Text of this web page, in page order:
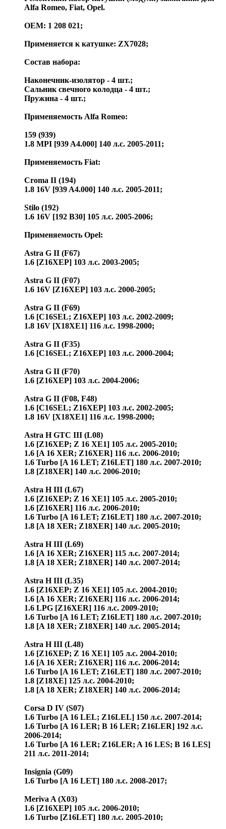
Alfa Romeo, Fiat, Opel.
OEM: 1 208 021;
Применяется к катушке: ZX7028;
Состав набора:
Наконечник-изолятор - 4 шт.;
Сальник свечного колодца - 4 шт.;
Пружина - 4 шт.;
Применяемость Alfa Romeo:
159 (939)
1.8 MPI [939 A4.000] 140 л.с. 2005-2011;
Применяемость Fiat:
Croma II (194)
1.8 16V [939 A4.000] 140 л.с. 2005-2011;
Stilo (192)
1.6 16V [192 B30] 105 л.с. 2005-2006;
Применяемость Opel:
Astra G II (F67)
1.6 [Z16XEP] 103 л.с. 2003-2005;
Astra G II (F07)
1.6 16V [Z16XEP] 103 л.с. 2000-2005;
Astra G II (F69)
1.6 [C16SEL; Z16XEP] 103 л.с. 2002-2009;
1.8 16V [X18XE1] 116 л.с. 1998-2000;
Astra G II (F35)
1.6 [C16SEL; Z16XEP] 103 л.с. 2000-2004;
Astra G II (F70)
1.6 [Z16XEP] 103 л.с. 2004-2006;
Astra G II (F08, F48)
1.6 [C16SEL; Z16XEP] 103 л.с. 2002-2005;
1.8 16V [X18XE1] 116 л.с. 1998-2000;
Astra H GTC III (L08)
1.6 [Z16XEP; Z 16 XE1] 105 л.с. 2005-2010;
1.6 [A 16 XER; Z16XER] 116 л.с. 2006-2010;
1.6 Turbo [A 16 LET; Z16LET] 180 л.с. 2007-2010;
1.8 [Z18XER] 140 л.с. 2006-2010;
Astra H III (L67)
1.6 [Z16XEP; Z 16 XE1] 105 л.с. 2005-2010;
1.6 [Z16XER] 116 л.с. 2006-2010;
1.6 Turbo [A 16 LET; Z16LET] 180 л.с. 2007-2010;
1.8 [A 18 XER; Z18XER] 140 л.с. 2005-2010;
Astra H III (L69)
1.6 [A 16 XER; Z16XER] 115 л.с. 2007-2014;
1.8 [A 18 XER; Z18XER] 140 л.с. 2007-2014;
Astra H III (L35)
1.6 [Z16XEP; Z 16 XE1] 105 л.с. 2004-2010;
1.6 [A 16 XER; Z16XER] 116 л.с. 2006-2014;
1.6 LPG [Z16XER] 116 л.с. 2009-2010;
1.6 Turbo [A 16 LET; Z16LET] 180 л.с. 2007-2010;
1.8 [A 18 XER; Z18XER] 140 л.с. 2005-2014;
Astra H III (L48)
1.6 [Z16XEP; Z 16 XE1] 105 л.с. 2004-2010;
1.6 [A 16 XER; Z16XER] 116 л.с. 2006-2014;
1.6 Turbo [A 16 LET; Z16LET] 180 л.с. 2007-2010;
1.8 [Z18XE] 125 л.с. 2004-2010;
1.8 [A 18 XER; Z18XER] 140 л.с. 2006-2014;
Corsa D IV (S07)
1.6 Turbo [A 16 LEL; Z16LEL] 150 л.с. 2007-2014;
1.6 Turbo [A 16 LER; B 16 LER; Z16LER] 192 л.с.
2006-2014;
1.6 Turbo [A 16 LER; Z16LER; A 16 LES; B 16 LES]
211 л.с. 2011-2014;
Insignia (G09)
1.6 Turbo [A 16 LET] 180 л.с. 2008-2017;
Meriva A (X03)
1.6 [Z16XEP] 105 л.с. 2006-2010;
1.6 Turbo [Z16LET] 180 л.с. 2005-2010;